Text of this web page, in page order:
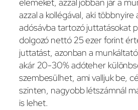
azzal a kollégával, aki
adósávba tartozó juttatásokat
dolgozó nettó 25 ezer forint
juttatást, azonban a
akár 20-30% adóteher
szembesülhet, ami valljuk be,
szinten, nagyobb létszámnál
is lehet.